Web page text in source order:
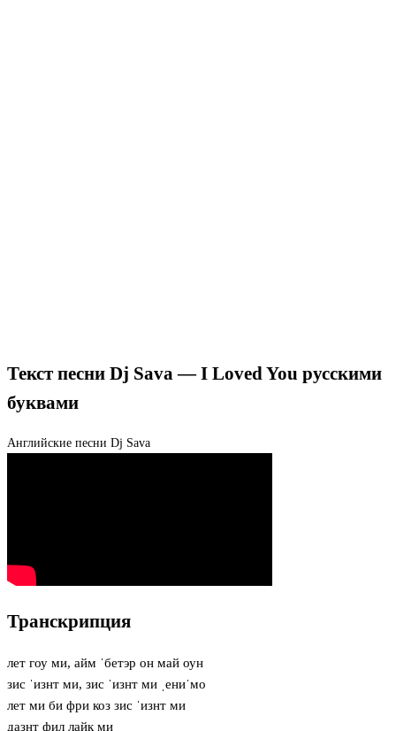
Текст песни Dj Sava — I Loved You русскими
буквами
Английские песни Dj Sava
Транскрипция
лет гоу ми, айм ˈбетэр он май оун
зис ˈизнт ми, зис ˈизнт ми ˌениˈмо
лет ми би фри коз зис ˈизнт ми
дазнт фил лайк ми